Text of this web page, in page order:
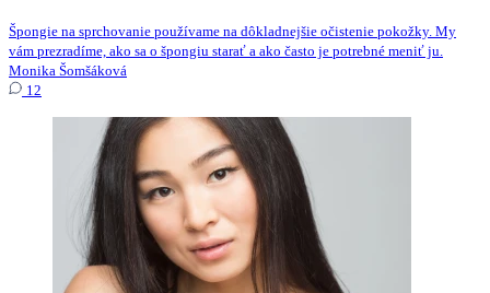
Špongie na sprchovanie používame na dôkladnejšie očistenie pokožky. My
vám prezradíme, ako sa o špongiu starať a ako často je potrebné meniť ju.
Monika Šomšáková
12